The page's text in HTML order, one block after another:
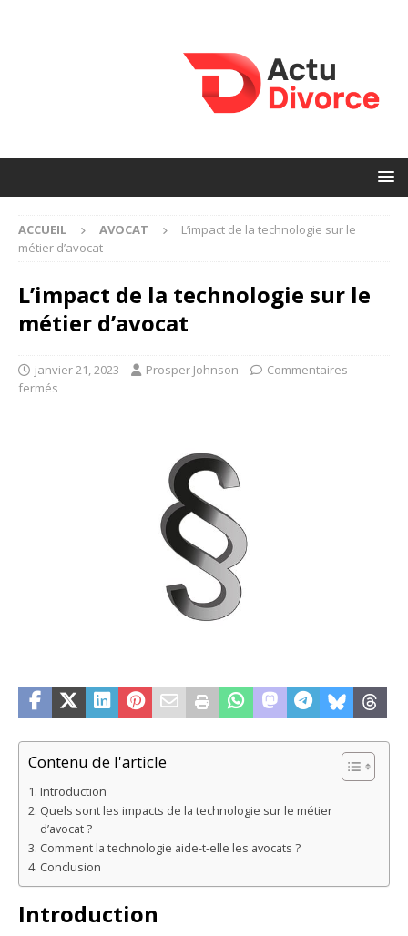
ACCUEIL AVOCAT
L’impact de la technologie sur le
métier d’avocat
L’impact de la technologie sur le
métier d’avocat
janvier 21, 2023 Prosper Johnson
Commentaires
fermés
Contenu de l'article
Introduction
Quels sont les impacts de la technologie sur le métier
d’avocat ?
Comment la technologie aide-t-elle les avocats ?
Conclusion
Introduction